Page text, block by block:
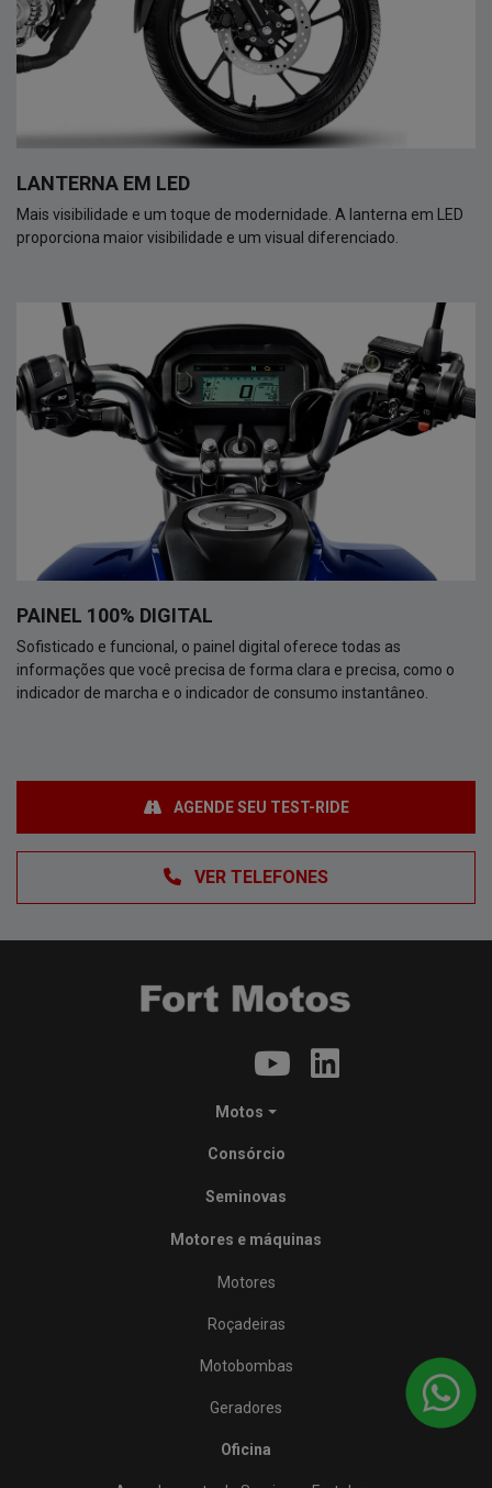
LANTERNA EM LED
Mais visibilidade e um toque de modernidade. A lanterna em LED
proporciona maior visibilidade e um visual diferenciado.
PAINEL 100% DIGITAL
Sofisticado e funcional, o painel digital oferece todas as
informações que você precisa de forma clara e precisa, como o
indicador de marcha e o indicador de consumo instantâneo.
VER TELEFONES
AGENDE SEU TEST-RIDE
Motos
Consórcio
Seminovas
Motores e máquinas
Motores
Roçadeiras
Motobombas
Geradores
Oficina